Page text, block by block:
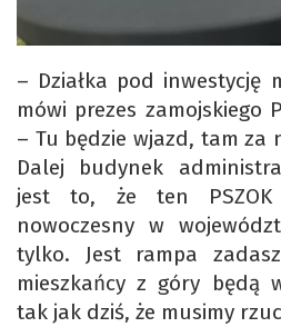
– Działka pod inwestycję
mówi prezes zamojskiego
– Tu będzie wjazd, tam za
Dalej budynek
jest to, że ten PSZOK
nowoczesny w
tylko. Jest rampa
mieszkańcy z góry będą
tak jak dziś, że musimy